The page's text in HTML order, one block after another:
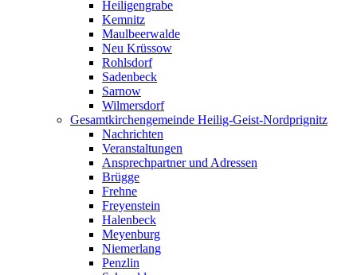
Heiligengrabe
Kemnitz
Maulbeerwalde
Neu Krüssow
Rohlsdorf
Sadenbeck
Sarnow
Wilmersdorf
Gesamtkirchengemeinde Heilig-Geist-Nordprignitz
Nachrichten
Veranstaltungen
Ansprechpartner und Adressen
Brügge
Frehne
Freyenstein
Halenbeck
Meyenburg
Niemerlang
Penzlin